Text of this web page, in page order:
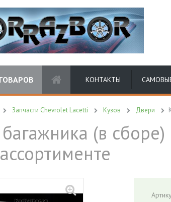
КОНТАКТЫ
Запчасти Chevrolet Lacetti Кузов Двери
(в